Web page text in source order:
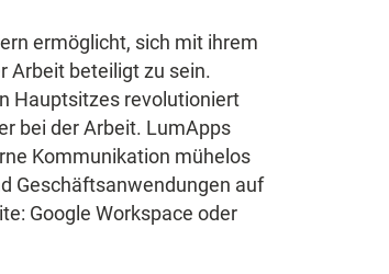
ermöglicht, sich mit ihrem
Arbeit beteiligt zu sein.
Hauptsitzes revolutioniert
bei der Arbeit. LumApps
Kommunikation mühelos
Geschäftsanwendungen auf
Google Workspace oder